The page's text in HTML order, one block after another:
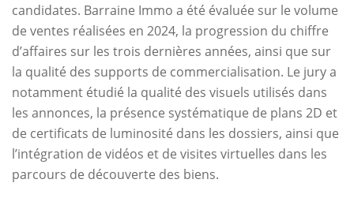
candidates. Barraine Immo a été évaluée sur le volume
de ventes réalisées en 2024, la progression du chiffre
d’affaires sur les trois dernières années, ainsi que sur
la qualité des supports de commercialisation. Le jury a
notamment étudié la qualité des visuels utilisés dans
les annonces, la présence systématique de plans 2D et
de certificats de luminosité dans les dossiers, ainsi que
l’intégration de vidéos et de visites virtuelles dans les
parcours de découverte des biens.